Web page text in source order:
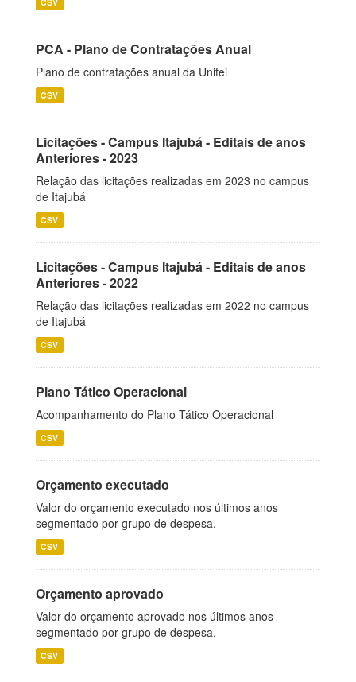
PCA - Plano de Contratações Anual
Plano de contratações anual da Unifei
CSV
Licitações - Campus Itajubá - Editais de anos
Anteriores - 2023
Relação das licitações realizadas em 2023 no campus
de Itajubá
CSV
Licitações - Campus Itajubá - Editais de anos
Anteriores - 2022
Relação das licitações realizadas em 2022 no campus
de Itajubá
CSV
Plano Tático Operacional
Acompanhamento do Plano Tático Operacional
CSV
Orçamento executado
Valor do orçamento executado nos últimos anos
segmentado por grupo de despesa.
CSV
Orçamento aprovado
Valor do orçamento aprovado nos últimos anos
segmentado por grupo de despesa.
CSV